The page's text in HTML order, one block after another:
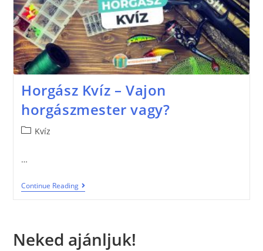
Horgász Kvíz – Vajon
horgászmester vagy?
Kvíz
…
Continue Reading
Neked ajánljuk!